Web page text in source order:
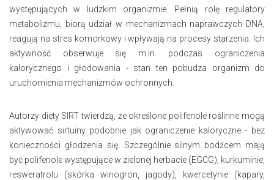
występujących w ludzkim organizmie. Pełnią rolę regulatory
metabolizmu, biorą udział w mechanizmach naprawczych DNA,
reagują na stres komorkowy i wpływają na procesy starzenia. Ich
aktywność obserwuje się m.in. podczas ograniczenia
kalorycznego i głodowania - stan ten pobudza organizm do
uruchomienia mechanizmów ochronnych.
Autorzy diety SIRT twierdzą, że określone polifenole roślinne mogą
aktywować sirtuiny podobnie jak ograniczenie kaloryczne - bez
konieczności głodzenia się. Szczególnie silnym bodźcem mają
być polifenole występujące w zielonej herbacie (EGCG), kurkuminie,
resweratrolu (skórka winogron, jagody), kwercetynie (kapary,